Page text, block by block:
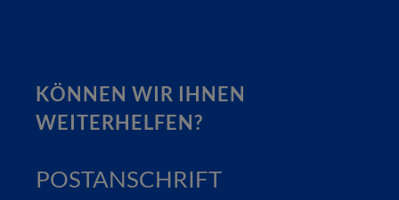
KÖNNEN WIR IHNEN
WEITERHELFEN?
POSTANSCHRIFT